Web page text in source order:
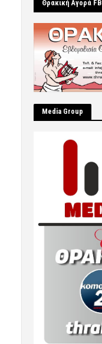
Θρακική Αγορά FB
Μedia Group